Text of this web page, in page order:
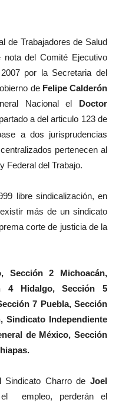
de Trabajadores de Salud
del Comité Ejecutivo
por la Secretaria del
de Felipe Calderón
Nacional el Doctor
a del articulo 123 de
a dos jurisprudencias
pertenecen al
Federal del Trabajo.
libre sindicalización, en
más de un sindicato
corte de justicia de la
Sección 2 Michoacán,
4 Hidalgo, Sección 5
7 Puebla, Sección
Sindicato Independiente
de México, Sección
Charro de Joel
empleo, perderán el